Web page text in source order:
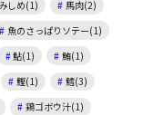
しめ(1)
馬肉(2)
魚のさっぱりソテー(1)
鮎(1)
鮪(1)
鰹(1)
鱈(3)
鶏ゴボウ汁(1)